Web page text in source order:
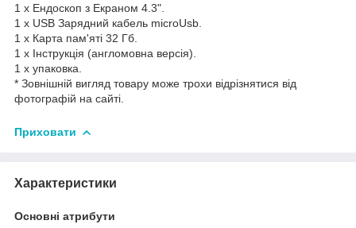
1 х Ендоскоп з Екраном 4.3".
1 х USB Зарядний кабель microUsb.
1 x Карта пам'яті 32 Гб.
1 x Інструкція (англомовна версія).
1 x упаковка.
* Зовнішній вигляд товару може трохи відрізнятися від
фотографій на сайті.
Приховати
Характеристики
Основні атрибути